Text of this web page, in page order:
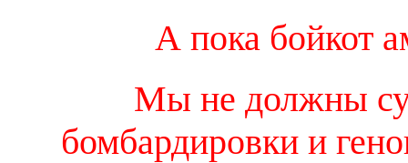
А пока бойкот
Мы не должны
бомбардировки и